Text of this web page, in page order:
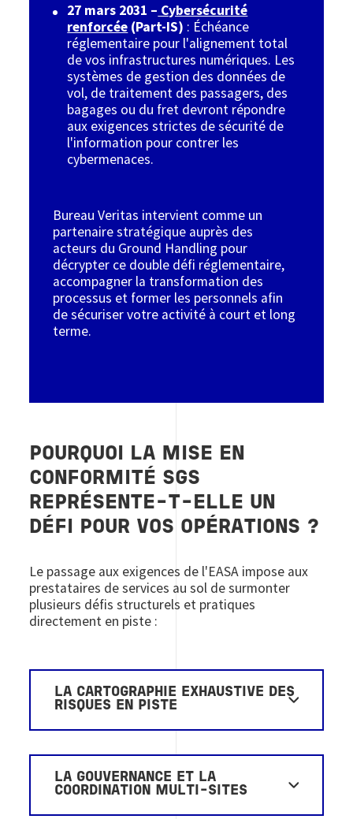
27 mars 2031 – Cybersécurité
renforcée (Part-IS) : Échéance
réglementaire pour l'alignement total
de vos infrastructures numériques. Les
systèmes de gestion des données de
vol, de traitement des passagers, des
bagages ou du fret devront répondre
aux exigences strictes de sécurité de
l'information pour contrer les
cybermenaces.
Bureau Veritas intervient comme un
partenaire stratégique auprès des
acteurs du Ground Handling pour
décrypter ce double défi réglementaire,
accompagner la transformation des
processus et former les personnels afin
de sécuriser votre activité à court et long
terme.
POURQUOI LA MISE EN
CONFORMITÉ SGS
REPRÉSENTE-T-ELLE UN
DÉFI POUR VOS OPÉRATIONS ?
Le passage aux exigences de l'EASA impose aux
prestataires de services au sol de surmonter
plusieurs défis structurels et pratiques
directement en piste :
LA CARTOGRAPHIE EXHAUSTIVE DES
RISQUES EN PISTE
LA GOUVERNANCE ET LA
COORDINATION MULTI-SITES